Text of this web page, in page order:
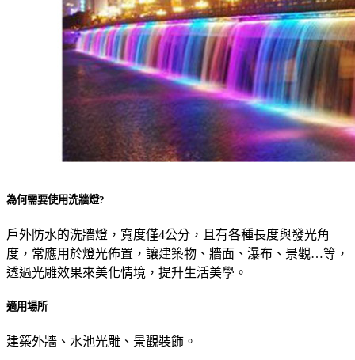
為何需要使用洗牆燈?
戶外防水的洗牆燈，寬度僅4公分，且有各種長度與發光角
度，常應用於燈光佈置，讓建築物、牆面、瀑布、景觀…等，
透過光雕效果來美化情境，提升生活美學。
適用場所
建築外牆、水池光雕、景觀裝飾。